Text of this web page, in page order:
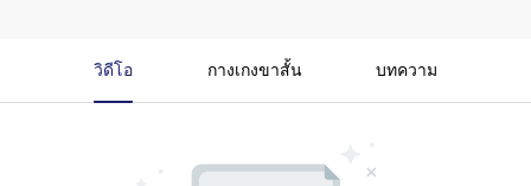
วิดีโอ กางเกงขาสั้น บทความ